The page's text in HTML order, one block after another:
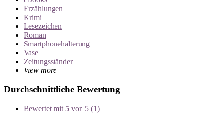
Erzählungen
Krimi
Lesezeichen
Roman
Smartphonehalterung
Vase
Zeitungsständer
View more
Durchschnittliche Bewertung
Bewertet mit 5 von 5 (1)